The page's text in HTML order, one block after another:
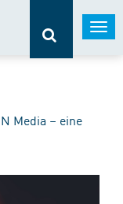
Media – eine